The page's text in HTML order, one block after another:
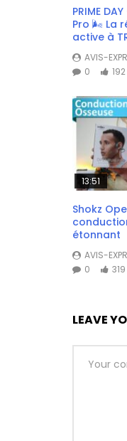
PRIME
Pro 🌬️ La
active à
AVIS-
0
192
13:51
Shokz
étonnant
AVIS-
0
319
LEAVE